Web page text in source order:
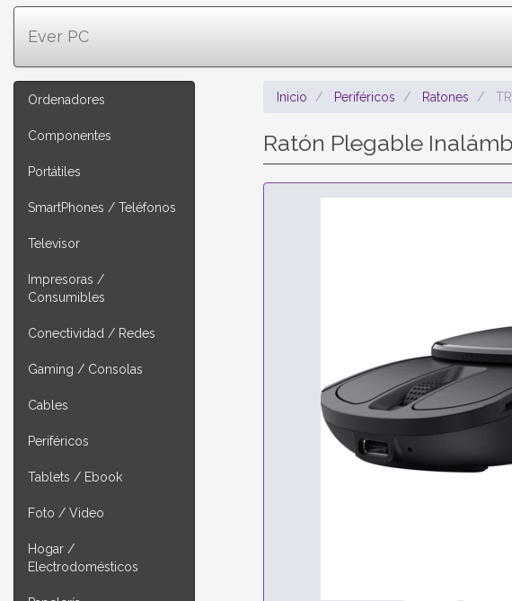
Ever PC
Ordenadores
Componentes
Portátiles
SmartPhones / Teléfonos
Televisor
Impresoras /
Consumibles
Conectividad / Redes
Gaming / Consolas
Cables
Periféricos
Tablets / Ebook
Foto / Video
Hogar /
Electrodomésticos
Inicio Periféricos Ratones
Ratón Plegable